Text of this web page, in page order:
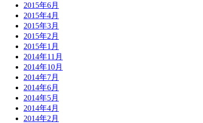
2015年6月
2015年4月
2015年3月
2015年2月
2015年1月
2014年11月
2014年10月
2014年7月
2014年6月
2014年5月
2014年4月
2014年2月